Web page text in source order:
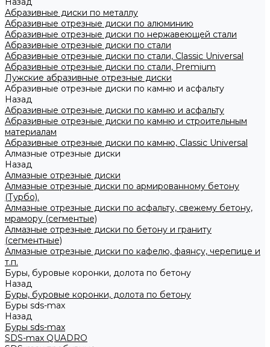
Абразивные диски по металлу
Абразивные отрезные диски по алюминию
Абразивные отрезные диски по нержавеющей стали
Абразивные отрезные диски по стали
Абразивные отрезные диски по стали, Classic Universal
Абразивные отрезные диски по стали, Premium
Лужские абразивные отрезные диски
Абразивные отрезные диски по камню и асфальту
Назад
Абразивные отрезные диски по камню и асфальту
Абразивные отрезные диски по камню и строительным
материалам
Абразивные отрезные диски по камню, Classic Universal
Алмазные отрезные диски
Назад
Алмазные отрезные диски
Алмазные отрезные диски по армированному бетону
(Турбо).
Алмазные отрезные диски по асфальту, свежему бетону,
мрамору (сегментые)
Алмазные отрезные диски по бетону и граниту
(сегментные)
Алмазные отрезные диски по кафелю, фаянсу, черепице и
т.п.
Буры, буровые коронки, долота по бетону
Назад
Буры, буровые коронки, долота по бетону
Буры sds-max
Назад
Буры sds-max
SDS-max QUADRO